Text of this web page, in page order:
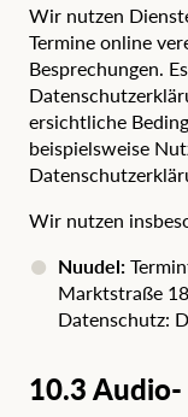
Wir nutzen
Termine online
Besprechungen.
ersichtliche
beispielsweise
Wir nutzen
Nuudel:
Marktstraße
Datenschutz:
10.3